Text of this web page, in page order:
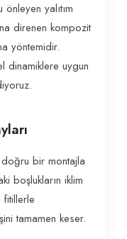
yalıtım
direnen kompozit
yöntemidir.
dinamiklere uygun
doğru bir montajla
boşlukların iklim
fitillerle
tamamen keser.